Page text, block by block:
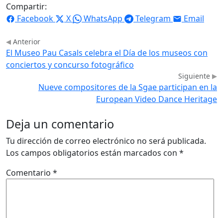
Compartir:
Facebook
X WhatsApp Telegram Email
Anterior
El Museo Pau Casals celebra el Día de los museos con
conciertos y concurso fotográfico
Siguiente
Nueve compositores de la Sgae participan en la
European Video Dance Heritage
Deja un comentario
Tu dirección de correo electrónico no será publicada.
Los campos obligatorios están marcados con *
Comentario *